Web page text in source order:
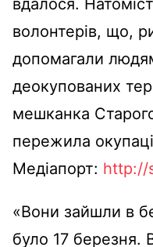
вдалося.
волонтерів, що,
допомагали
деокупованих
мешканка
пережила
Медіапорт: http://
«Вони зайшли в
було 17 березня.